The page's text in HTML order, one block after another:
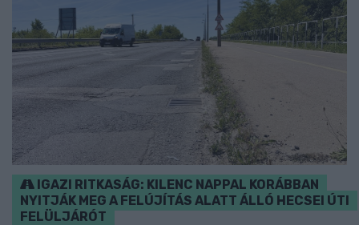
IGAZI RITKASÁG: KILENC NAPPAL KORÁBBAN
NYITJÁK MEG A FELÚJÍTÁS ALATT ÁLLÓ HECSEI ÚTI
FELÜLJÁRÓT